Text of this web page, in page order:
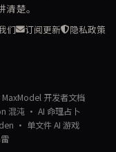
楚。
们 订阅更新
隐私政策
MaxModel 开发者文档
混沌 · AI 命理占卜
· 单文件 AI 游戏